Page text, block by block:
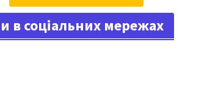
в соціальних мережах